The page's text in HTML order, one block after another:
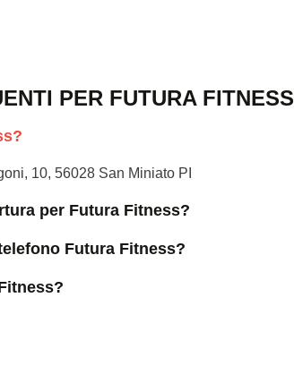
PER FUTURA FITNESS
10, 56028 San Miniato PI
per Futura Fitness?
Futura Fitness?